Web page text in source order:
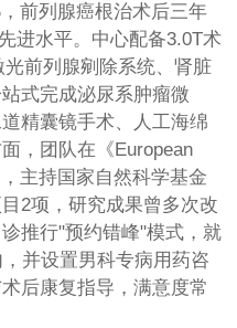
前列腺癌根治术后三年
进水平。中心配备3.0T术
前列腺剜除系统、肾脏
式完成泌尿系肿瘤微
精囊镜手术、人工海绵
，团队在《European
主持国家自然科学基金
2项，研究成果曾多次改
推行"预约错峰"模式，就
并设置男科专病用药咨
后康复指导，满意度常